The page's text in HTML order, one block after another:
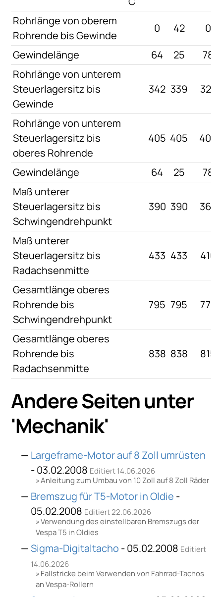
Rohrlänge von oberem
Rohrende bis Gewinde
0 42
0
Gewindelänge
64 25
78
Rohrlänge von unterem
Steuerlagersitz bis
Gewinde
342 339 327
Rohrlänge von unterem
Steuerlagersitz bis
oberes Rohrende
405 405 405
Gewindelänge 64 25
78
Maß unterer
Steuerlagersitz bis
Schwingendrehpunkt
390 390 365
Maß unterer
Steuerlagersitz bis
Radachsenmitte
433 433 410
Gesamtlänge oberes
Rohrende bis
Schwingendrehpunkt
795 795 770
Gesamtlänge oberes
Rohrende bis
Radachsenmitte
838 838 815
Andere Seiten unter
'Mechanik'
Largeframe-Motor auf 8 Zoll umrüsten
- 03.02.2008 Editiert 14.06.2026
Anleitung zum Umbau von 10 Zoll auf 8 Zoll Räder
Bremszug für T5-Motor in Oldie -
05.02.2008 Editiert 22.06.2026
Verwendung des einstellbaren Bremszugs der
Vespa T5 in Oldies
Sigma-Digitaltacho - 05.02.2008 Editiert
14.06.2026
Fallstricke beim Verwenden von Fahrrad-Tachos
an Vespa-Rollern